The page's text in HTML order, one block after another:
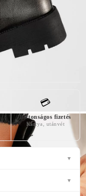
hogy áll!
💳
Biztonságos fizetés
Kártya, utánvét
▼
▼